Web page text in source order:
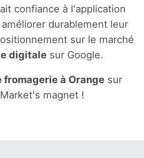
confiance à l'application
durablement leur
sur le marché
digitale sur Google.
fromagerie à Orange sur
magnet !